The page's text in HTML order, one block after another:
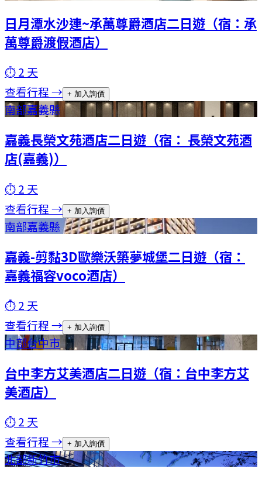
日月潭水沙連~承萬尊爵酒店二日遊（宿：承
萬尊爵渡假酒店）
⏱2 天
查看行程 → + 加入詢價
南部嘉義縣
嘉義長榮文苑酒店二日遊（宿： 長榮文苑酒
店(嘉義)）
⏱2 天
查看行程 → + 加入詢價
南部嘉義縣
嘉義-剪黏3D歐樂沃築夢城堡二日遊（宿：
嘉義福容voco酒店）
⏱2 天
查看行程 → + 加入詢價
中部台中市
台中李方艾美酒店二日遊（宿：台中李方艾
美酒店）
⏱2 天
查看行程 → + 加入詢價
北部新竹市